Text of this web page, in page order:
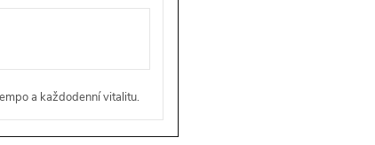
a každodenní vitalitu.